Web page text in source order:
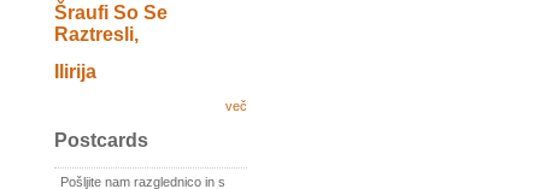
Šraufi So Se
Raztresli,
Ilirija
več
Postcards
Pošljite nam razglednico in s